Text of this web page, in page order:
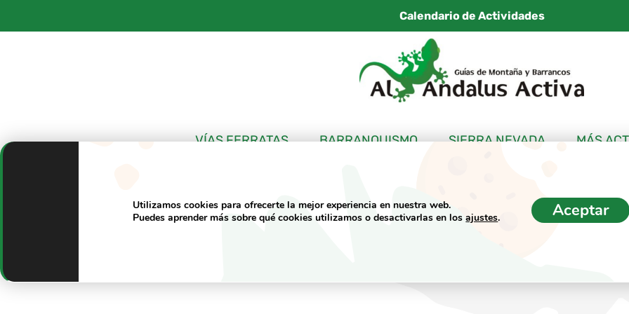
Calendario de Actividades
VÍAS FERRATAS BARRANQUISMO SIERRA NEVADA MÁS
Cheque regalo y
Utilizamos cookies para ofrecerte la mejor experiencia en nuestra web.
Puedes aprender más sobre qué cookies utilizamos o desactivarlas en losajustes. Aceptar